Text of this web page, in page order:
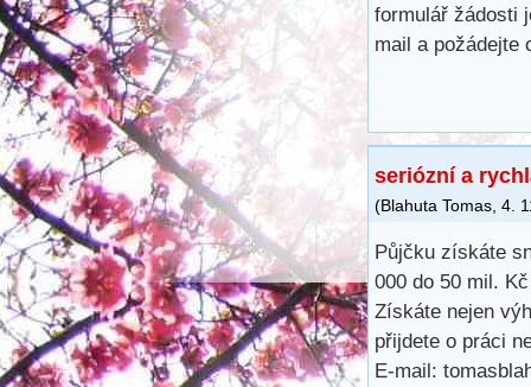
formulář žádosti
mail a požádejte
seriózní a
(Blahuta Tomas, 4.
Půjčku získáte
000 do 50 mil.
Získáte nejen
přijdete o práci
E-mail: